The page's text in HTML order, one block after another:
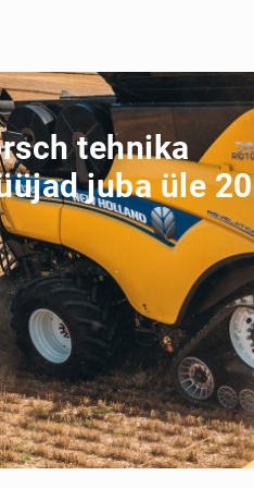
tehnika
juba üle 20